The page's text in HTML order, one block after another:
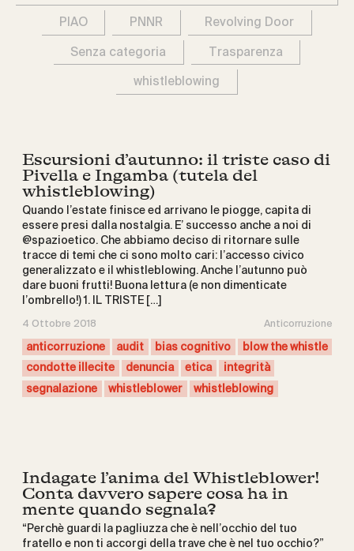
PIAO PNNR Revolving Door
Senza categoria Trasparenza
whistleblowing
Escursioni d’autunno: il triste caso di
Pivella e Ingamba (tutela del
whistleblowing)
Quando l’estate finisce ed arrivano le piogge, capita di
essere presi dalla nostalgia. E’ successo anche a noi di
@spazioetico. Che abbiamo deciso di ritornare sulle
tracce di temi che ci sono molto cari: l’accesso civico
generalizzato e il whistleblowing. Anche l’autunno può
dare buoni frutti! Buona lettura (e non dimenticate
l’ombrello!) 1. IL TRISTE […]
4 Ottobre 2018 Anticorruzione
anticorruzione audit bias cognitivo
blow the whistle
condotte illecite
denuncia etica
integrità
segnalazione
whistleblower whistleblowing
Indagate l’anima del Whistleblower!
Conta davvero sapere cosa ha in
mente quando segnala?
“Perchè guardi la pagliuzza che è nell’occhio del tuo
fratello e non ti accorgi della trave che è nel tuo occhio?”